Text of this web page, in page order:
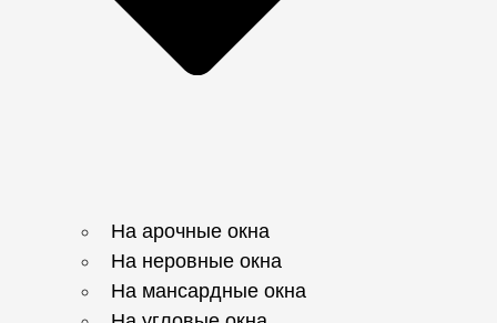
На арочные окна
На неровные окна
На мансардные окна